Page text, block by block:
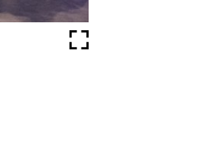
Fullscreen